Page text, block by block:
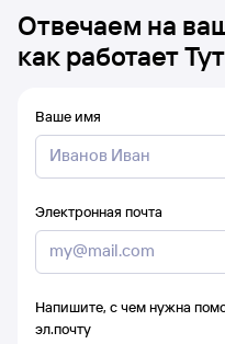
Отвечаем на
как работает
Ваше имя
Электронная почта
Напишите, с чем нужна
эл.почту